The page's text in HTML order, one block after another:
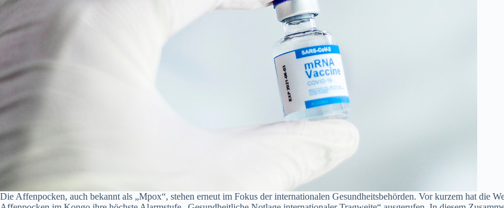
Die Affenpocken, auch bekannt als „Mpox“, stehen erneut im Fokus der internationalen Gesundheitsbehörden. Vor kurzem hat die